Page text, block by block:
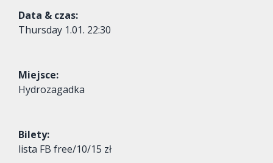
Data & czas:
Thursday 1.01. 22:30
Miejsce:
Hydrozagadka
Bilety:
lista FB free/10/15 zł